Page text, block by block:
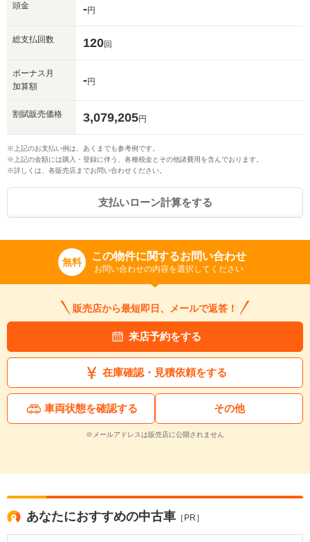
頭金 -円
総支払回数 120回
ボーナス月
加算額
-円
割賦販売価格 3,079,205円
※上記のお支払い例は、あくまでも参考例です。
※上記の金額には購入・登録に伴う、各種税金とその他諸費用を含んでおります。
※詳しくは、各販売店までお問い合わせください。
支払いローン計算をする
無料 この物件に関するお問い合わせ
お問い合わせの内容を選択してください
販売店から最短即日、メールで返答！
来店予約をする
在庫確認・見積依頼をする
車両状態を確認する その他
※メールアドレスは販売店に公開されません
あなたにおすすめの中古車 ［PR］
入力途中の情報を保存しますか？
※次回問い合わせをする際に自動入力されます
※保存された情報は90 日で破棄されます